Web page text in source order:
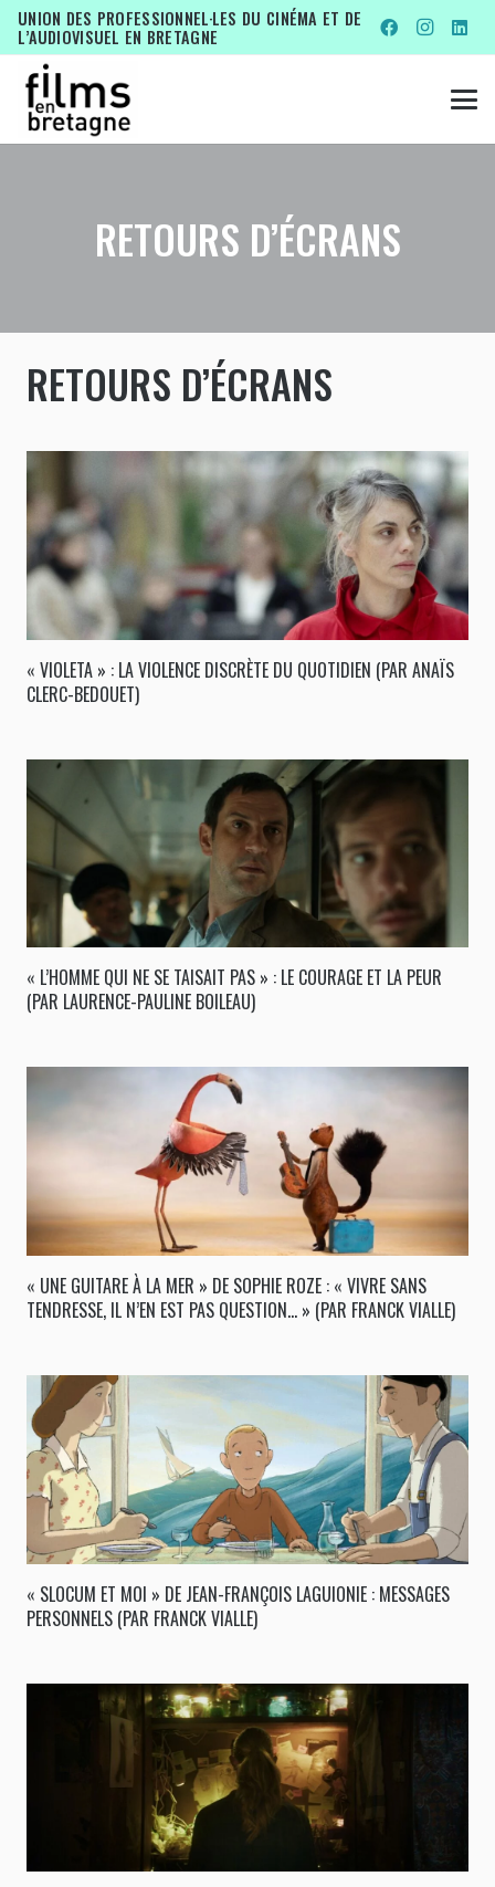
UNION DES PROFESSIONNEL·LES DU CINÉMA ET DE
L’AUDIOVISUEL EN BRETAGNE
RETOURS D’ÉCRANS
RETOURS D’ÉCRANS
« VIOLETA » : LA VIOLENCE DISCRÈTE DU QUOTIDIEN (PAR ANAÏS
CLERC-BEDOUET)
« L’HOMME QUI NE SE TAISAIT PAS » : LE COURAGE ET LA PEUR
(PAR LAURENCE-PAULINE BOILEAU)
« UNE GUITARE À LA MER » DE SOPHIE ROZE : « VIVRE SANS
TENDRESSE, IL N’EN EST PAS QUESTION… » (PAR FRANCK VIALLE)
« SLOCUM ET MOI » DE JEAN-FRANÇOIS LAGUIONIE : MESSAGES
PERSONNELS (PAR FRANCK VIALLE)